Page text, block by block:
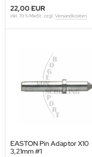
22,00 EUR
inkl. 19 % MwSt. zzgl. Versandkosten
EASTON Pin Adaptor X10
3,21mm #1
SCHIEßSCHEIBEN
CHANCE ARCHERY
SAVER
BOGENSPORT